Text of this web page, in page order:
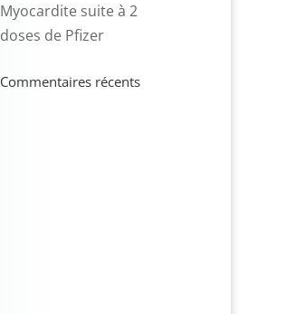
Myocardite suite à 2
doses de Pfizer
Commentaires récents